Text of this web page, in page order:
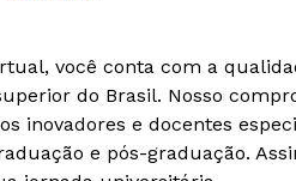
você conta com a
do Brasil. Nosso
inovadores e docentes
e pós-graduação.